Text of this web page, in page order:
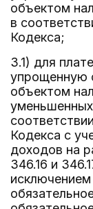
объектом
в
Кодекса;
3.1) для
упрощенную
объектом
Кодекса с
доходов на
346.16 и